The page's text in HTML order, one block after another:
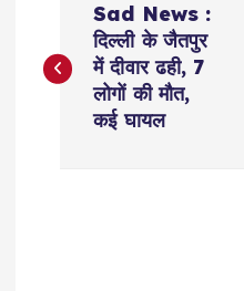
o
s
Sad News :
दिल्ली के जैतपुर
में दीवार ढही, 7
लोगों की मौत,
कई घायल